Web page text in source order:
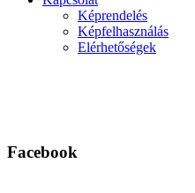
Képrendelés
Képfelhasználás
Elérhetőségek
Facebook